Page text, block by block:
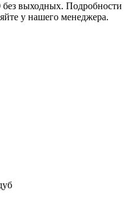
без выходных. Подробности
у нашего менеджера.